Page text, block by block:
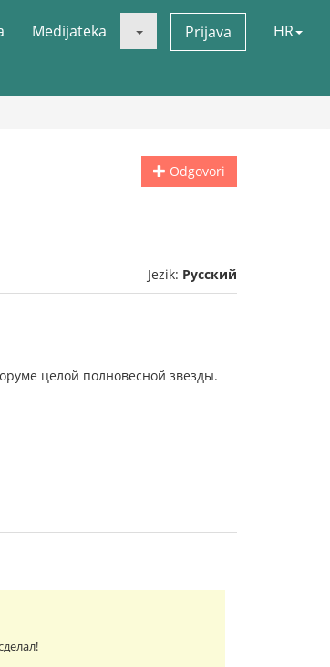
Medijateka Prijava HR
Odgovori
Jezik: Русский
целой полновесной звезды.